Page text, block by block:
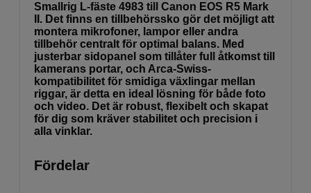
Smallrig L-fäste 4983 till Canon EOS R5 Mark
II. Det finns en tillbehörssko gör det möjligt att
montera mikrofoner, lampor eller andra
tillbehör centralt för optimal balans. Med
justerbar sidopanel som tillåter full åtkomst till
kamerans portar, och Arca-Swiss-
kompatibilitet för smidiga växlingar mellan
riggar, är detta en ideal lösning för både foto
och video. Det är robust, flexibelt och skapat
för dig som kräver stabilitet och precision i
alla vinklar.
Fördelar